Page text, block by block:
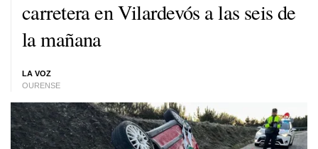
carretera en Vilardevós a las seis de
la mañana
LA VOZ
OURENSE